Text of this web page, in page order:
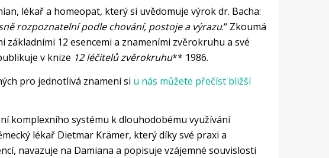
lékař a homeopat, který si uvědomuje výrok dr. Bacha:
rozpoznatelní podle chování, postoje a výrazu.“ Zkoumá
základními 12 esencemi a znameními zvěrokruhu a své
v knize 12 léčitelů zvěrokruhu** 1986.
pro jednotlivá znamení si u nás můžete přečíst bližší
komplexního systému k dlouhodobému využívání
lékař Dietmar Krämer, který díky své praxi a
navazuje na Damiana a popisuje vzájemné souvislosti